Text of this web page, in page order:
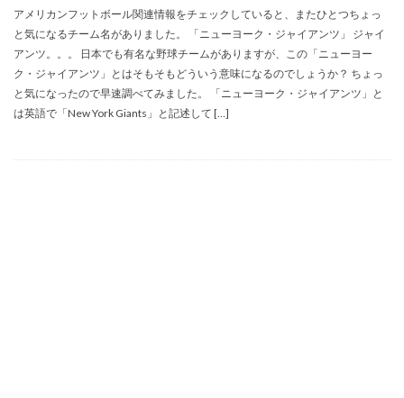
アメリカンフットボール関連情報をチェックしていると、またひとつちょっ
と気になるチーム名がありました。 「ニューヨーク・ジャイアンツ」 ジャイ
アンツ。。。 日本でも有名な野球チームがありますが、この「ニューヨー
ク・ジャイアンツ」とはそもそもどういう意味になるのでしょうか？ ちょっ
と気になったので早速調べてみました。 「ニューヨーク・ジャイアンツ」と
は英語で「New York Giants」と記述して […]